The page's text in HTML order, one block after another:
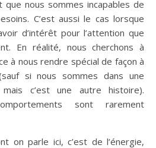
que nous sommes incapables de
C’est aussi le cas lorsque
d’intérêt pour l’attention que
En réalité, nous cherchons à
à nous rendre spécial de façon à
si nous sommes dans une
c’est une autre histoire).
sont rarement
on parle ici, c’est de l’énergie,